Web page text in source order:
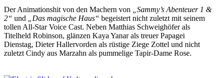
Der Animationshit von den Machern von
„Sammy’s Abenteuer 1 &
2“ und „Das magische Haus“ begeistert nicht zuletzt mit seinem
tollen All-Star Voice Cast. Neben Matthias Schweighöfer als
Titelheld Robinson, glänzen Kaya Yanar als treuer Papagei
Dienstag, Dieter Hallervorden als rüstige Ziege Zottel und nicht
zuletzt Cindy aus Marzahn als pummelige Tapir-Dame Rose.